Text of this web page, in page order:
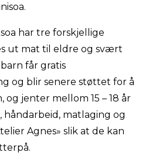
har tre forskjellige
ut mat til eldre og svært
får gratis
og blir senere støttet for å
og jenter mellom 15 – 18 år
matlaging og
Agnes» slik at de kan